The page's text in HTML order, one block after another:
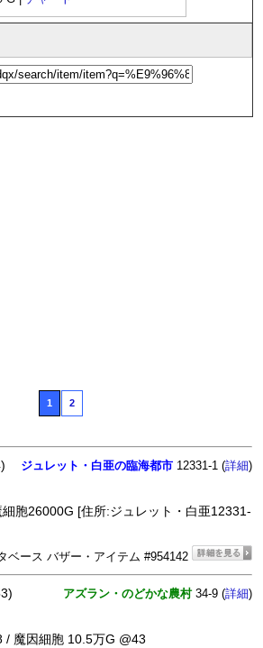
1 2
ジュレット・白亜の臨海都市 12331-1 (詳細)
胞26000G [住所:ジュレット・白亜12331-
ベース バザー・アイテム #954142
アズラン・のどかな農村34-9 (詳細)
/ 魔因細胞 10.5万G @43